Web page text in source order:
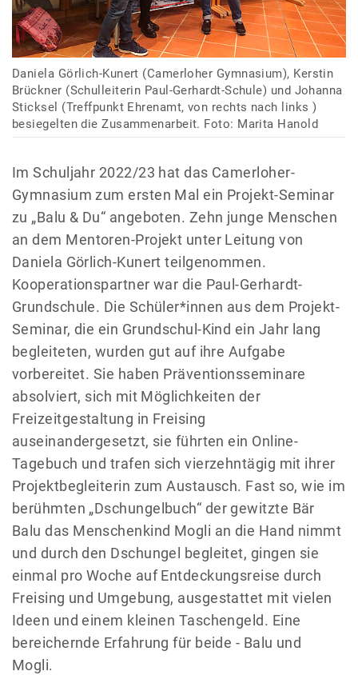
Daniela Görlich-Kunert (Camerloher Gymnasium), Kerstin
Brückner (Schulleiterin Paul-Gerhardt-Schule) und Johanna
Sticksel (Treffpunkt Ehrenamt, von rechts nach links )
besiegelten die Zusammenarbeit. Foto: Marita Hanold
Im Schuljahr 2022/23 hat das Camerloher-
Gymnasium zum ersten Mal ein Projekt-Seminar
zu „Balu & Du“ angeboten. Zehn junge Menschen
an dem Mentoren-Projekt unter Leitung von
Daniela Görlich-Kunert teilgenommen.
Kooperationspartner war die Paul-Gerhardt-
Grundschule. Die Schüler*innen aus dem Projekt-
Seminar, die ein Grundschul-Kind ein Jahr lang
begleiteten, wurden gut auf ihre Aufgabe
vorbereitet. Sie haben Präventionsseminare
absolviert, sich mit Möglichkeiten der
Freizeitgestaltung in Freising
auseinandergesetzt, sie führten ein Online-
Tagebuch und trafen sich vierzehntägig mit ihrer
Projektbegleiterin zum Austausch. Fast so, wie im
berühmten „Dschungelbuch“ der gewitzte Bär
Balu das Menschenkind Mogli an die Hand nimmt
und durch den Dschungel begleitet, gingen sie
einmal pro Woche auf Entdeckungsreise durch
Freising und Umgebung, ausgestattet mit vielen
Ideen und einem kleinen Taschengeld. Eine
bereichernde Erfahrung für beide - Balu und
Mogli.